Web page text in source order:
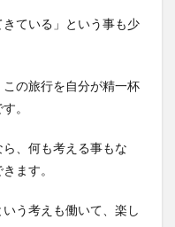
ている」という事も少
の旅行を自分が精一杯
。
、何も考える事もな
ます。
う考えも働いて、楽し